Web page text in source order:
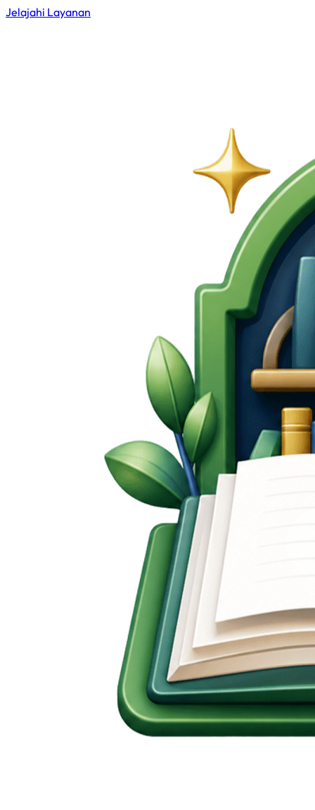
Jelajahi Layanan